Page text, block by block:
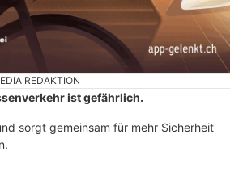
REDAKTION
ist gefährlich.
sorgt gemeinsam für mehr Sicherheit